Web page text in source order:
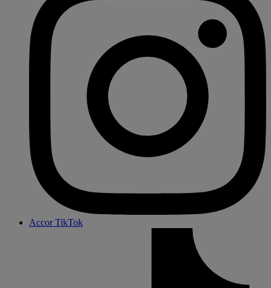
Accor TikTok